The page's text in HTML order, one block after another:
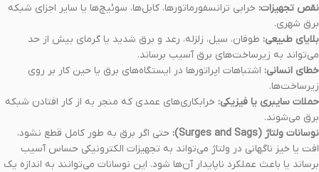
نقص تجهیزات: خرابی ترانسفورماتورها، کابل‌ها، سوئیچ‌ها یا سایر اجزای شبکه
برق شهری.
بلایای طبیعی: طوفان، سیل، زلزله، رعد و برق شدید یا گرمای بیش از حد
می‌تواند به زیرساخت‌های برق آسیب برساند.
خطای انسانی: اشتباهات اپراتورها در ایستگاه‌های برق یا حین کار بر روی
زیرساخت‌ها.
حملات سایبری یا فیزیکی: خرابکاری‌های عمدی که منجر به از کار افتادن شبکه
برق می‌شوند.
نوسانات ولتاژ (Surges and Sags):
حتی اگر برق به طور کامل قطع نشود،
افت یا خیز ناگهانی در ولتاژ می‌تواند به تجهیزات الکترونیکی حساس آسیب
برساند یا باعث عملکرد ناپایدار آن‌ها شود. این نوسانات می‌توانند به اندازه یک